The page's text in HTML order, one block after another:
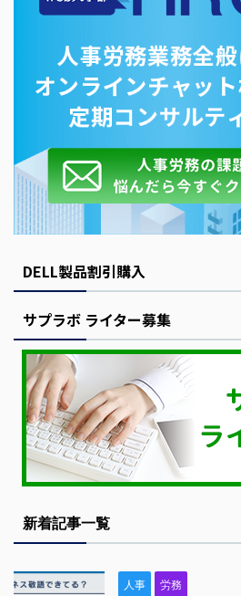
DELL製品割引購入
サプラボ ライター募集
新着記事一覧
人事 労務